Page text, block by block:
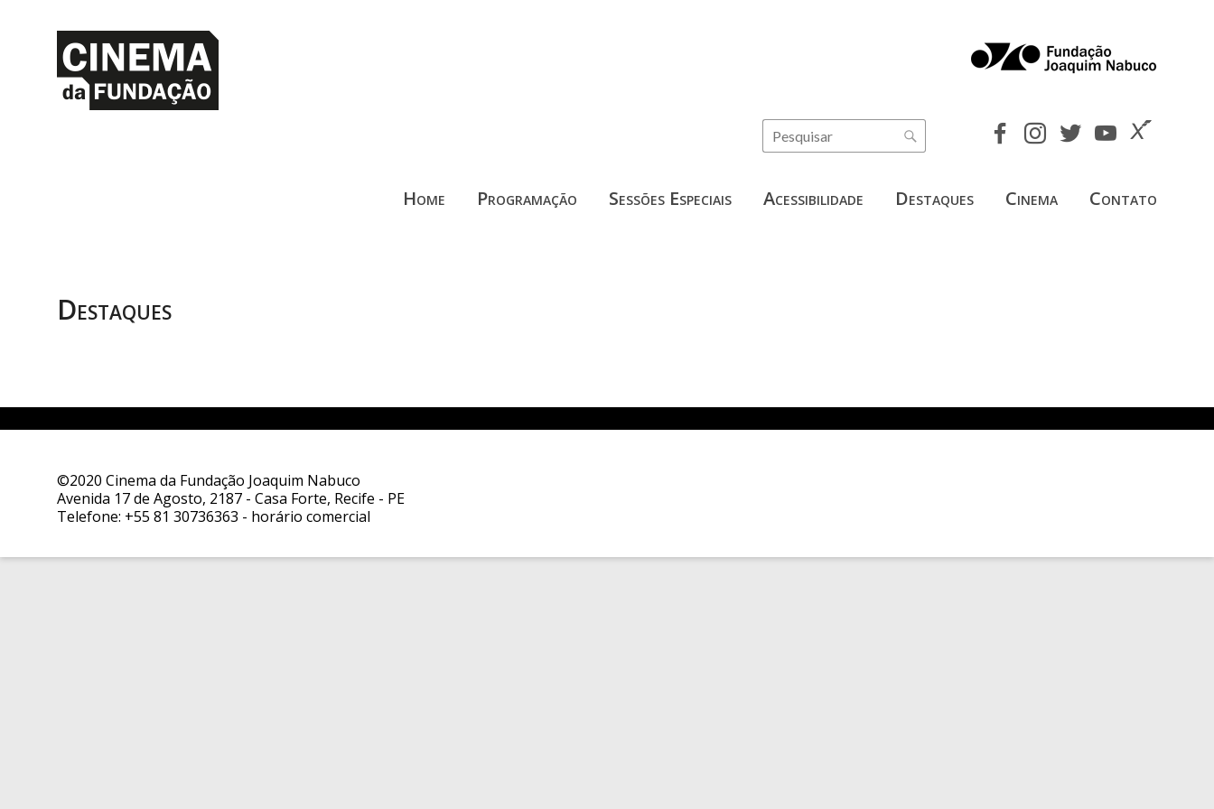
Home Programação Sessões Especiais Acessibilidade Destaques Cinema Contato
Destaques
©2020 Cinema da Fundação Joaquim Nabuco
Avenida 17 de Agosto, 2187 - Casa Forte, Recife - PE
Telefone: +55 81 30736363 - horário comercial